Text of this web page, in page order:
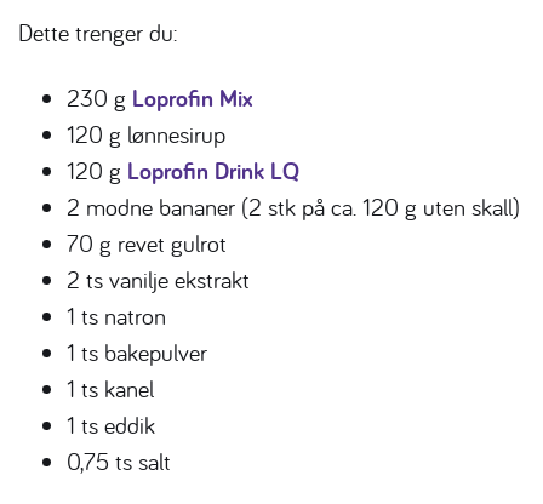
Dette trenger du:
230 g Loprofin Mix
120 g lønnesirup
120 g Loprofin Drink LQ
2 modne bananer (2 stk på ca. 120 g uten skall)
70 g revet gulrot
2 ts vanilje ekstrakt
1 ts natron
1 ts bakepulver
1 ts kanel
1 ts eddik
0,75 ts salt